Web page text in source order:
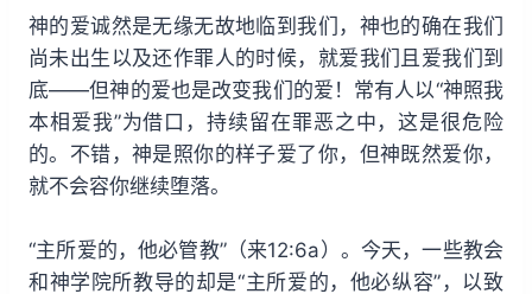
神的爱诚然是无缘无故地临到我们，神也的确在我们
尚未出生以及还作罪人的时候，就爱我们且爱我们到
底——但神的爱也是改变我们的爱！常有人以“神照我
本相爱我”为借口，持续留在罪恶之中，这是很危险
的。不错，神是照你的样子爱了你，但神既然爱你，
就不会容你继续堕落。
“主所爱的，他必管教”（来12:6a）。今天，一些教会
和神学院所教导的却是“主所爱的，他必纵容”，以致